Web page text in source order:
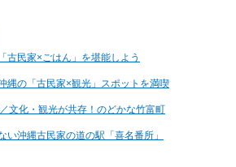
古民家×ごはん」を堪能しよう
縄の「古民家×観光」スポットを満喫
文化・観光が共存！のどかな竹富町
い沖縄古民家の道の駅「喜名番所」